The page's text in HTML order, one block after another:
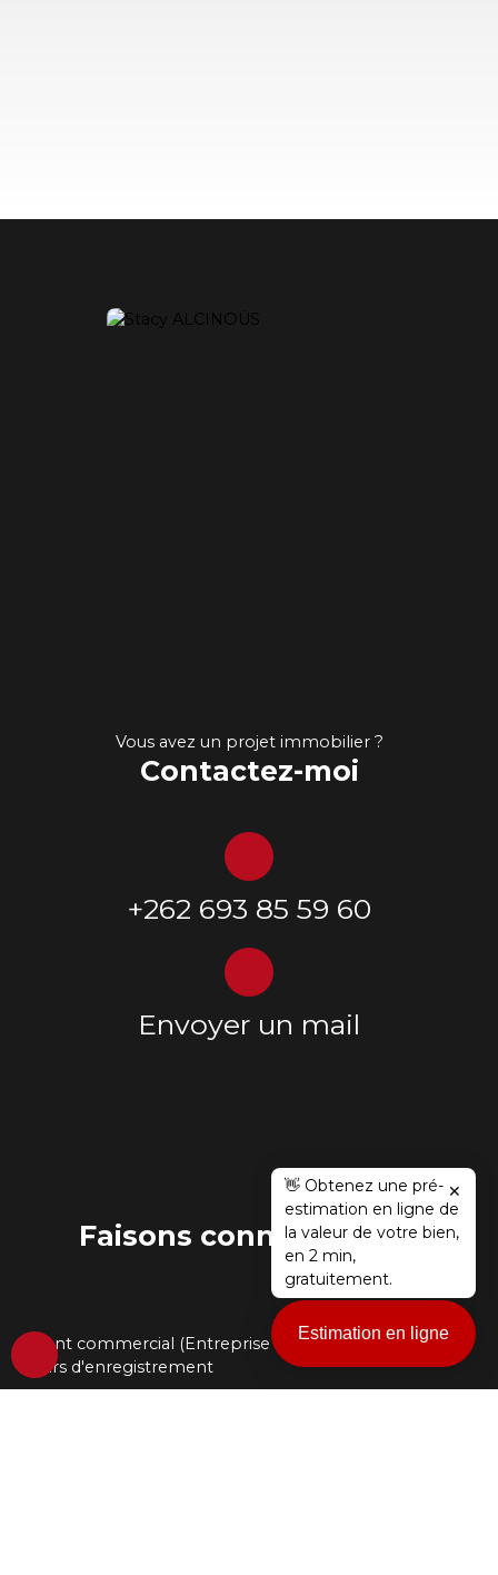
Vous avez un projet immobilier ?
Contactez-moi
+262 693 85 59 60
Envoyer un mail
Faisons connaissance !
Agent commercial (Entreprise individuelle) • RSAC En
cours d'enregistrement
Estimation en ligne
👋 Obtenez une pré-
estimation en ligne de
la valeur de votre bien,
en 2 min,
gratuitement.
✕